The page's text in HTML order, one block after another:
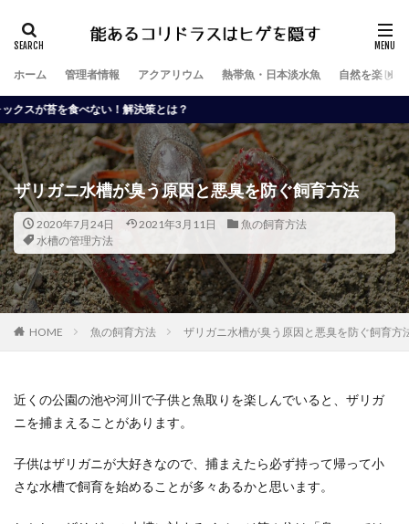
ホーム 管理者情報 アクアリウム 熱帯魚・日本淡水魚 自然を楽しむ
い！解決策とは？
ザリガニ水槽が臭う原因と悪臭を防ぐ飼育方法
2020年7月24日 2021年3月11日
魚の飼育方法
水槽の管理方法
HOME 魚の飼育方法 ザリガニ水槽が臭う原因と悪臭を防ぐ飼育方
近くの公園の池や河川で子供と魚取りを楽しんでいると、ザリガ
ニを捕まえることがあります。
子供はザリガニが大好きなので、捕まえたら必ず持って帰って小
さな水槽で飼育を始めることが多々あるかと思います。